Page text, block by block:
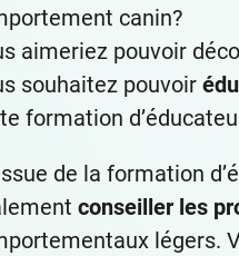
canin?
aimeriez pouvoir
souhaitez pouvoir
formation
de la formation
conseiller les
légers.